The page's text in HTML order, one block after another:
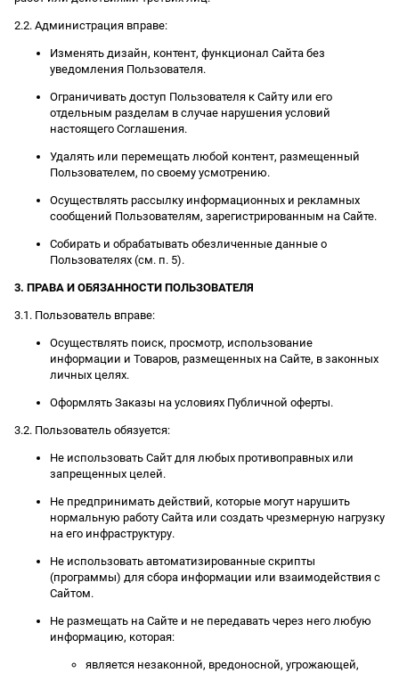
2.2. Администрация вправе:
Изменять дизайн, контент, функционал Сайта без
уведомления Пользователя.
Ограничивать доступ Пользователя к Сайту или его
отдельным разделам в случае нарушения условий
настоящего Соглашения.
Удалять или перемещать любой контент, размещенный
Пользователем, по своему усмотрению.
Осуществлять рассылку информационных и рекламных
сообщений Пользователям, зарегистрированным на Сайте.
Собирать и обрабатывать обезличенные данные о
Пользователях (см. п. 5).
3. ПРАВА И ОБЯЗАННОСТИ ПОЛЬЗОВАТЕЛЯ
3.1. Пользователь вправе:
Осуществлять поиск, просмотр, использование
информации и Товаров, размещенных на Сайте, в законных
личных целях.
Оформлять Заказы на условиях Публичной оферты.
3.2. Пользователь обязуется:
Не использовать Сайт для любых противоправных или
запрещенных целей.
Не предпринимать действий, которые могут нарушить
нормальную работу Сайта или создать чрезмерную нагрузку
на его инфраструктуру.
Не использовать автоматизированные скрипты
(программы) для сбора информации или взаимодействия с
Сайтом.
Не размещать на Сайте и не передавать через него любую
информацию, которая:
является незаконной, вредоносной, угрожающей,